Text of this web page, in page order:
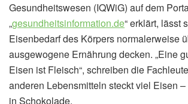
Gesundheitswesen (IQWiG) auf dem
„gesundheitsinformation.de“ erklärt, lässt
Eisenbedarf des Körpers normalerweise
ausgewogene Ernährung decken. „Eine
Eisen ist Fleisch“, schreiben die
anderen Lebensmitteln steckt viel Eisen
in Schokolade.